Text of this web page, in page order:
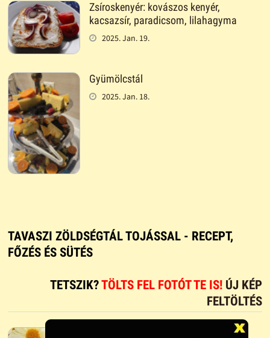
Zsíroskenyér: kovászos kenyér,
kacsazsír, paradicsom, lilahagyma
2025. Jan. 19.
Gyümölcstál
2025. Jan. 18.
TAVASZI ZÖLDSÉGTÁL TOJÁSSAL - RECEPT,
FŐZÉS ÉS SÜTÉS
TETSZIK?TÖLTS FEL FOTÓT TE IS! ÚJ KÉP
FELTÖLTÉS